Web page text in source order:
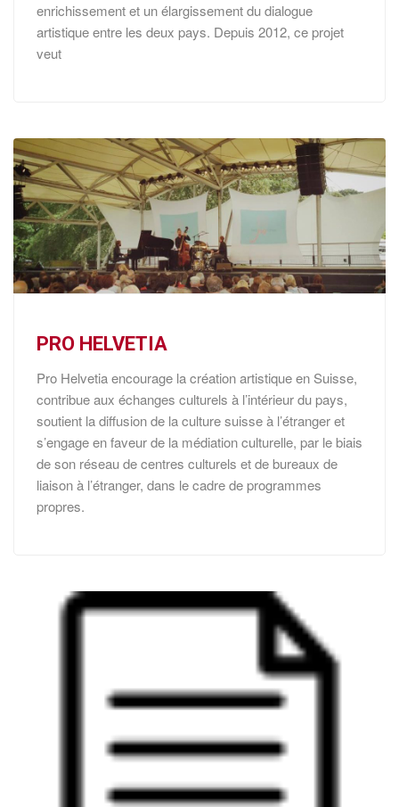
enrichissement et un élargissement du dialogue
artistique entre les deux pays. Depuis 2012, ce projet
veut
PRO HELVETIA
Pro Helvetia encourage la création artistique en Suisse,
contribue aux échanges culturels à l’intérieur du pays,
soutient la diffusion de la culture suisse à l’étranger et
s’engage en faveur de la médiation culturelle, par le biais
de son réseau de centres culturels et de bureaux de
liaison à l’étranger, dans le cadre de programmes
propres.